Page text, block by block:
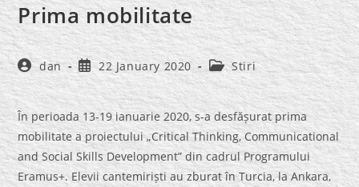
Prima mobilitate
Post
author:
dan
Post
published:
22 January 2020
Post
category:
Stiri
În perioada 13-19 ianuarie 2020, s-a desfășurat prima
mobilitate a proiectului „Critical Thinking, Communicational
and Social Skills Development” din cadrul Programului
Eramus+. Elevii cantemiriști au zburat în Turcia, la Ankara,